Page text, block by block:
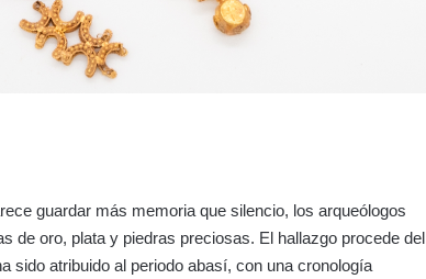
guardar más memoria que silencio, los arqueólogos
de oro, plata y piedras preciosas. El hallazgo procede del
sido atribuido al periodo abasí, con una cronología